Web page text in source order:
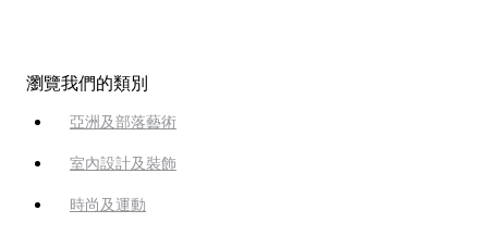
瀏覽我們的類別
亞洲及部落藝術
室內設計及裝飾
時尚及運動